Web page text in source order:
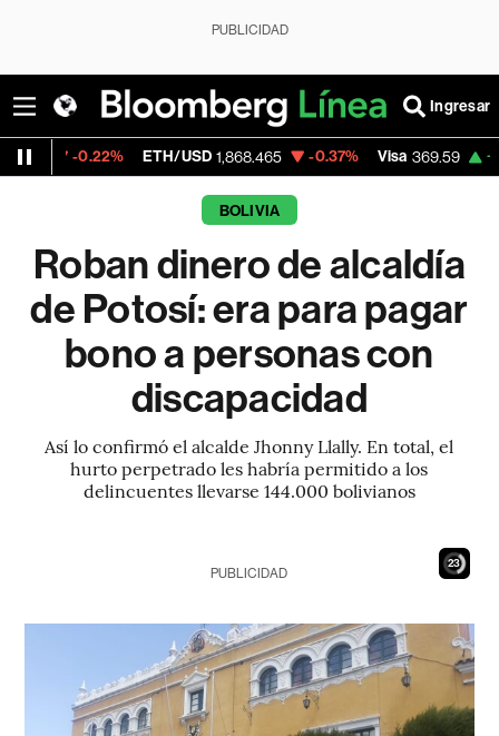
PUBLICIDAD
Ingresar
ETH/USD 1,868.465 -0.37% Visa 369.59 +1.07%
BOLIVIA
Roban dinero de alcaldía
de Potosí: era para pagar
bono a personas con
discapacidad
Así lo confirmó el alcalde Jhonny Llally. En total, el
hurto perpetrado les habría permitido a los
delincuentes llevarse 144.000 bolivianos
22
PUBLICIDAD